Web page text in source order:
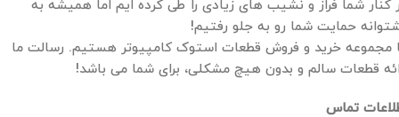
کنار شما فراز و نشیب های زیادی را طی کرده ایم اما همیشه به
حمایت شما رو به جلو رفتیم!
مجموعه خرید و فروش قطعات استوک کامپیوتر هستیم. رسالت ما
قطعات سالم و بدون هیچ مشکلی، برای شما می باشد!
تماس